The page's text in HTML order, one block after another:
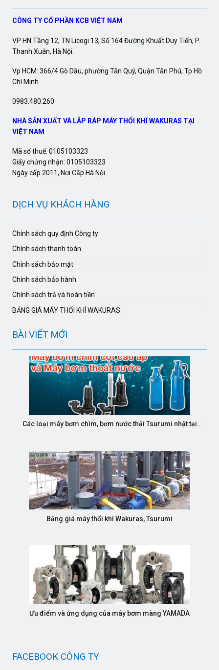
CÔNG TY CỔ PHẦN KCB VIỆT NAM
VP HN:Tầng 12, TN Licogi 13, Số 164 Đường Khuất Duy Tiến, P.
Thanh Xuân, Hà Nội.
Vp HCM: 366/4 Gò Dầu, phường Tân Quý, Quận Tân Phú, Tp Hồ
Chí Minh
0983.480.260
NHÀ SẢN XUẤT VÀ LẮP RÁP MÁY THỔI KHÍ WAKURAS TẠI
VIỆT NAM
Mã số thuế: 0105103323
Giấy chứng nhận: 0105103323
Ngày cấp 2011, Nơi Cấp Hà Nội
DỊCH VỤ KHÁCH HÀNG
Chính sách quy định Công ty
Chính sách thanh toán
Chính sách bảo mật
Chính sách bảo hành
Chính sách trả và hoàn tiền
BẢNG GIÁ MÁY THỔI KHÍ WAKURAS
BÀI VIẾT MỚI
Các loại máy bơm chìm, bơm nước thải Tsurumi nhật tại
Bảng giá máy thổi khí Wakuras, Tsurumi
Ưu điểm và ứng dụng của máy bơm màng YAMADA
FACEBOOK CÔNG TY